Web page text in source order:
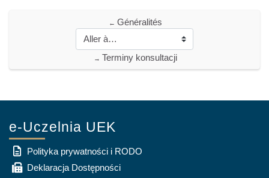
← Généralités
→ Terminy konsultacji
e-Uczelnia UEK
Polityka prywatności i RODO
Deklaracja Dostępności